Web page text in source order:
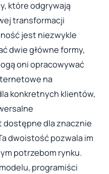
które odgrywają
transformacji
jest niezwykle
dwie główne formy,
oni opracowywać
na
konkretnych klientów,
dla znacznie
dwoistość pozwala im
potrzebom rynku.
programiści